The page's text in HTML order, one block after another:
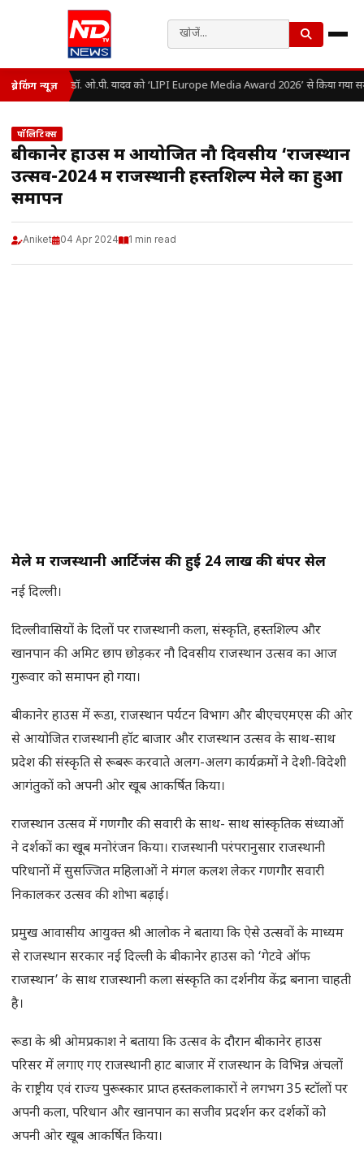
ब्रेकिंग न्यूज़ डॉ. ओ.पी. यादव को ‘LIPI Europe Media Award 2026’ से किया गया
पॉलिटिक्स
बीकानेर हाउस में आयोजित नौ दिवसीय ‘राजस्थान
उत्सव-2024 में राजस्थानी हस्तशिल्प मेले का हुआ
समापन
Aniket 04 Apr 2024 1 min read
मेले में राजस्थानी आर्टिजंस की हुई 24 लाख की बंपर सेल
नई दिल्ली।
दिल्लीवासियों के दिलों पर राजस्थानी कला, संस्कृति, हस्तशिल्प और
खानपान की अमिट छाप छोड़कर नौ दिवसीय राजस्थान उत्सव का आज
गुरूवार को समापन हो गया।
बीकानेर हाउस में रूडा, राजस्थान पर्यटन विभाग और बीएचएमएस की ओर
से आयोजित राजस्थानी हॉट बाजार और राजस्थान उत्सव के साथ-साथ
प्रदेश की संस्कृति से रूबरू करवाते अलग-अलग कार्यक्रमों ने देशी-विदेशी
आगंतुकों को अपनी ओर खूब आकर्षित किया।
राजस्थान उत्सव में गणगौर की सवारी के साथ- साथ सांस्कृतिक संध्याओं
ने दर्शकों का खूब मनोरंजन किया। राजस्थानी परंपरानुसार राजस्थानी
परिधानों में सुसज्जित महिलाओं ने मंगल कलश लेकर गणगौर सवारी
निकालकर उत्सव की शोभा बढ़ाई।
प्रमुख आवासीय आयुक्त श्री आलोक ने बताया कि ऐसे उत्सवों के माध्यम
से राजस्थान सरकार नई दिल्ली के बीकानेर हाउस को ‘गेटवे ऑफ
राजस्थान’ के साथ राजस्थानी कला संस्कृति का दर्शनीय केंद्र बनाना चाहती
है।
रूडा के श्री ओमप्रकाश ने बताया कि उत्सव के दौरान बीकानेर हाउस
परिसर में लगाए गए राजस्थानी हाट बाजार में राजस्थान के विभिन्न अंचलों
के राष्ट्रीय एवं राज्य पुरूस्कार प्राप्त हस्तकलाकारों ने लगभग 35 स्टॉलों पर
अपनी कला, परिधान और खानपान का सजीव प्रदर्शन कर दर्शकों को
अपनी ओर खूब आकर्षित किया।